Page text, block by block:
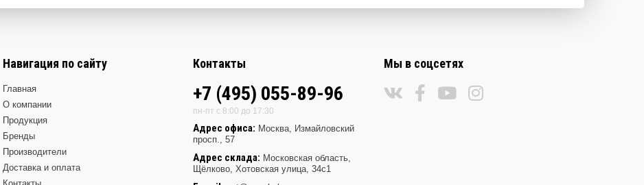
Навигация по сайту
Главная
О компании
Продукция
Бренды
Производители
Доставка и оплата
Контакты
+7 (495) 055-89-96
пн-пт с 8:00 до 17:30
Адрес офиса: Москва, Измайловский
просп., 57
Адрес склада: Московская область,
Щёлково, Хотовская улица, 34с1
Мы в соцсетях